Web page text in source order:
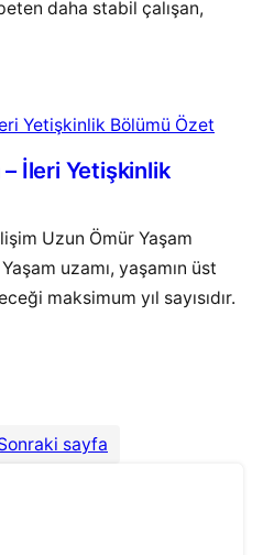
daha stabil çalışan,
İleri Yetişkinlik
Uzun Ömür Yaşam
uzamı, yaşamın üst
maksimum yıl sayısıdır.
sayfa